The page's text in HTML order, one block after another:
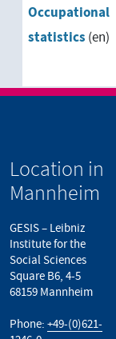
Occupational
statistics (en)
Location in
Mannheim
GESIS – Leibniz
Institute for the
Social Sciences
Square B6, 4-5
68159 Mannheim
Phone: +49-(0)621-